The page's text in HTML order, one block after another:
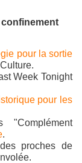
pour la sortie
Week Tonight
pour les
.
proches de